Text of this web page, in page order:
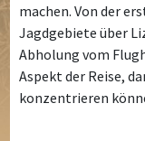
machen. Von der
Jagdgebiete über
Abholung vom
Aspekt der Reise,
konzentrieren